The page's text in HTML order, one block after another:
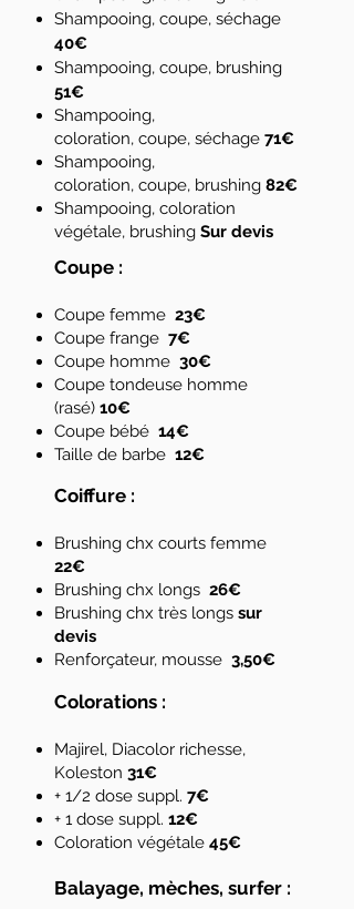
Shampooing, coupe, séchage
40€
Shampooing, coupe, brushing
51€
Shampooing,
coloration, coupe, séchage 71€
Shampooing,
coloration, coupe, brushing 82€
Shampooing, coloration
végétale, brushing Sur devis
Coupe :
Coupe femme 23€
Coupe frange 7€
Coupe homme 30€
Coupe tondeuse homme
(rasé) 10€
Coupe bébé 14€
Taille de barbe 12€
Coiffure :
Brushing chx courts femme
22€
Brushing chx longs 26€
Brushing chx très longs sur
devis
Renforçateur, mousse 3,50€
Colorations :
Majirel, Diacolor richesse,
Koleston 31€
+ 1/2 dose suppl. 7€
+ 1 dose suppl. 12€
Coloration végétale 45€
Balayage, mèches, surfer :